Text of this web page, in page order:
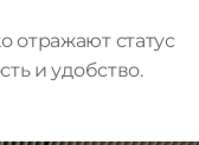
отражают статус
и удобство.